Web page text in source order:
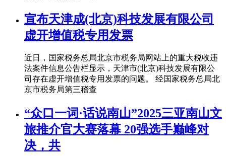
宣布天津成(北京)科技发展有限公司
虚开增值税专用发票
近日，国家税务总局北京市税务局网站上的重大税收违
法案件信息公告栏显示，天津市(北京)科技发展有限公
司存在虚开增值税专用发票的问题。 经国家税务总局北
京市税务局第三稽查
“众口一词·话说南山”2025三亚南山文
旅推介官大赛落幕 20强选手巅峰对
决，共